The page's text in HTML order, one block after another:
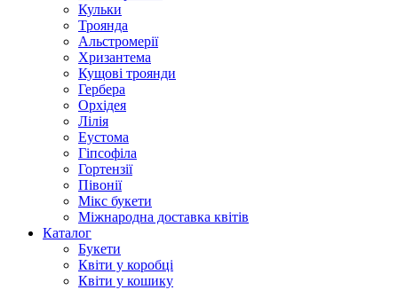
Кульки
Троянда
Альстромерії
Хризантема
Кущові троянди
Гербера
Орхідея
Лілія
Еустома
Гіпсофіла
Гортензії
Півонії
Мікс букети
Міжнародна доставка квітів
Каталог
Букети
Квіти у коробці
Квіти у кошику